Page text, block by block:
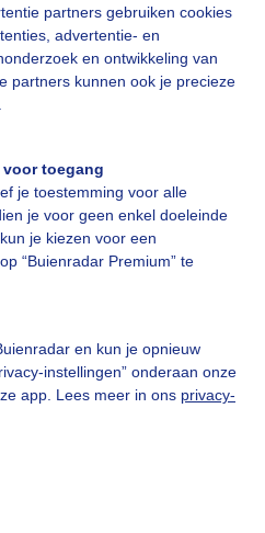
partners gebruiken cookies
advertentie- en
en ontwikkeling van
partners kunnen ook je precieze
toegang
je toestemming voor alle
je voor geen enkel doeleinde
je kiezen voor een
“Buienradar Premium” te
en kun je opnieuw
instellingen” onderaan onze
app. Lees meer in ons privacy-